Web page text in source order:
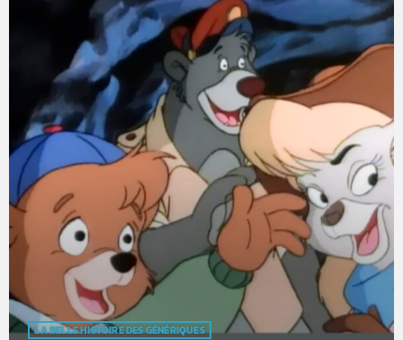
LA BELLE HISTOIRE DES GÉNÉRIQUES